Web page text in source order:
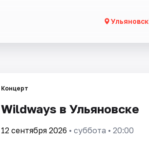
Ульяновск
Концерт
Wildways в Ульяновске
12 сентября 2026 • суббота • 20:00